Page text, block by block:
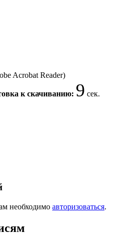
Acrobat Reader)
к скачиванию: 9 сек.
необходимо авторизоваться.